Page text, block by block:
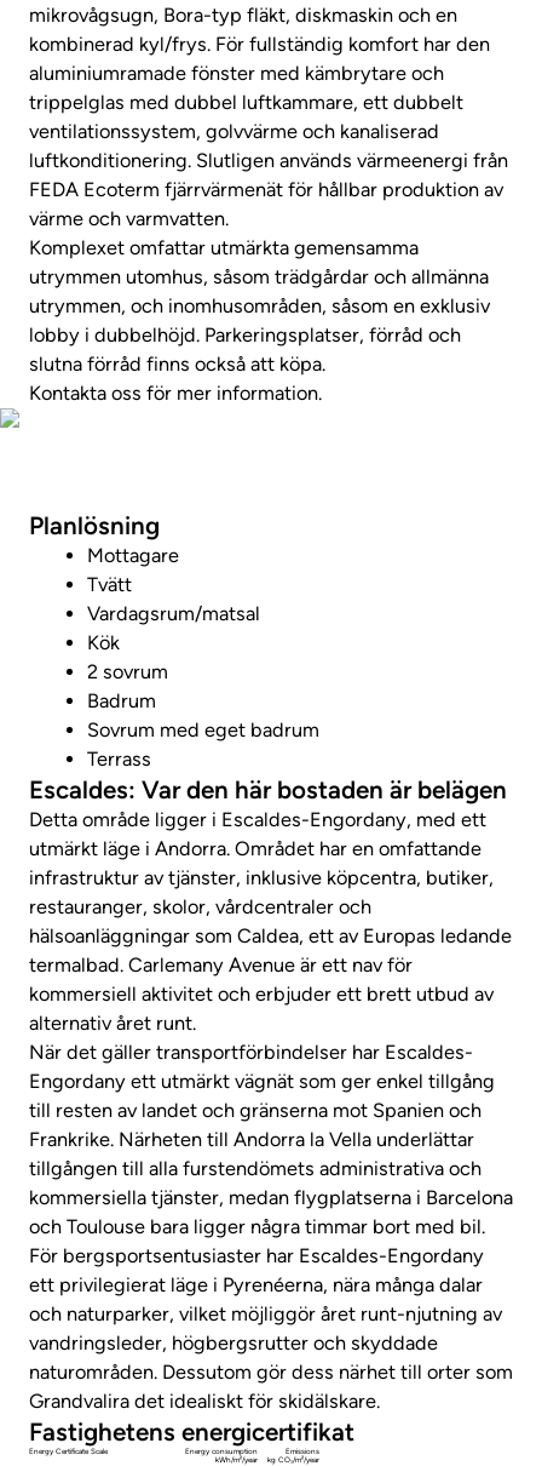
mikrovågsugn, Bora-typ fläkt, diskmaskin och en
kombinerad kyl/frys. För fullständig komfort har den
aluminiumramade fönster med kämbrytare och
trippelglas med dubbel luftkammare, ett dubbelt
ventilationssystem, golvvärme och kanaliserad
luftkonditionering. Slutligen används värmeenergi från
FEDA Ecoterm fjärrvärmenät för hållbar produktion av
värme och varmvatten.
Komplexet omfattar utmärkta gemensamma
utrymmen utomhus, såsom trädgårdar och allmänna
utrymmen, och inomhusområden, såsom en exklusiv
lobby i dubbelhöjd. Parkeringsplatser, förråd och
slutna förråd finns också att köpa.
Kontakta oss för mer information.
Planlösning
Mottagare
Tvätt
Vardagsrum/matsal
Kök
2 sovrum
Badrum
Sovrum med eget badrum
Terrass
Escaldes: Var den här bostaden är belägen
Detta område ligger i Escaldes-Engordany, med ett
utmärkt läge i Andorra. Området har en omfattande
infrastruktur av tjänster, inklusive köpcentra, butiker,
restauranger, skolor, vårdcentraler och
hälsoanläggningar som Caldea, ett av Europas ledande
termalbad. Carlemany Avenue är ett nav för
kommersiell aktivitet och erbjuder ett brett utbud av
alternativ året runt.
När det gäller transportförbindelser har Escaldes-
Engordany ett utmärkt vägnät som ger enkel tillgång
till resten av landet och gränserna mot Spanien och
Frankrike. Närheten till Andorra la Vella underlättar
tillgången till alla furstendömets administrativa och
kommersiella tjänster, medan flygplatserna i Barcelona
och Toulouse bara ligger några timmar bort med bil.
För bergsportsentusiaster har Escaldes-Engordany
ett privilegierat läge i Pyrenéerna, nära många dalar
och naturparker, vilket möjliggör året runt-njutning av
vandringsleder, högbergsrutter och skyddade
naturområden. Dessutom gör dess närhet till orter som
Grandvalira det idealiskt för skidälskare.
Fastighetens energicertifikat
Energy Certificate Scale
Energy consumption
kWh/m²/year
Emissions
kg CO₂/m²/year